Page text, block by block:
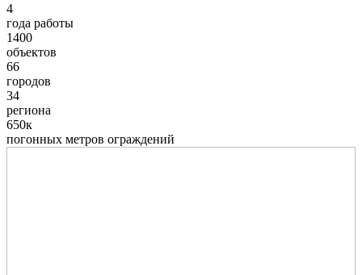
4
года работы
1400
объектов
66
городов
34
региона
650к
погонных метров ограждений